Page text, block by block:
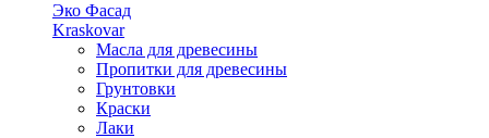
Эко Фасад
Kraskovar
Масла для древесины
Пропитки для древесины
Грунтовки
Краски
Лаки